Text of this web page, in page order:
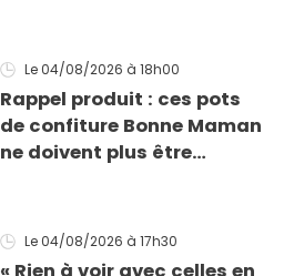
Le 04/08/2026 à 18h00
Rappel produit : ces pots
de confiture Bonne Maman
ne doivent plus être
morceaux de verre
Le 04/08/2026 à 17h30